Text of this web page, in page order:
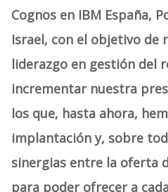
Cognos en IBM España,
Israel, con el objetivo de
liderazgo en gestión del
incrementar nuestra
los que, hasta ahora,
implantación y, sobre
sinergias entre la oferta
para poder ofrecer a